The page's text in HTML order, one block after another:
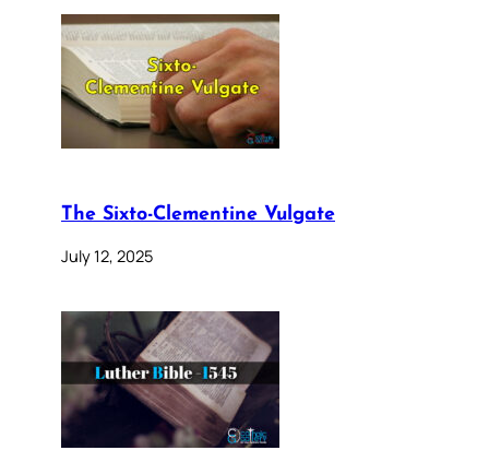
The Sixto-Clementine Vulgate
July 12, 2025